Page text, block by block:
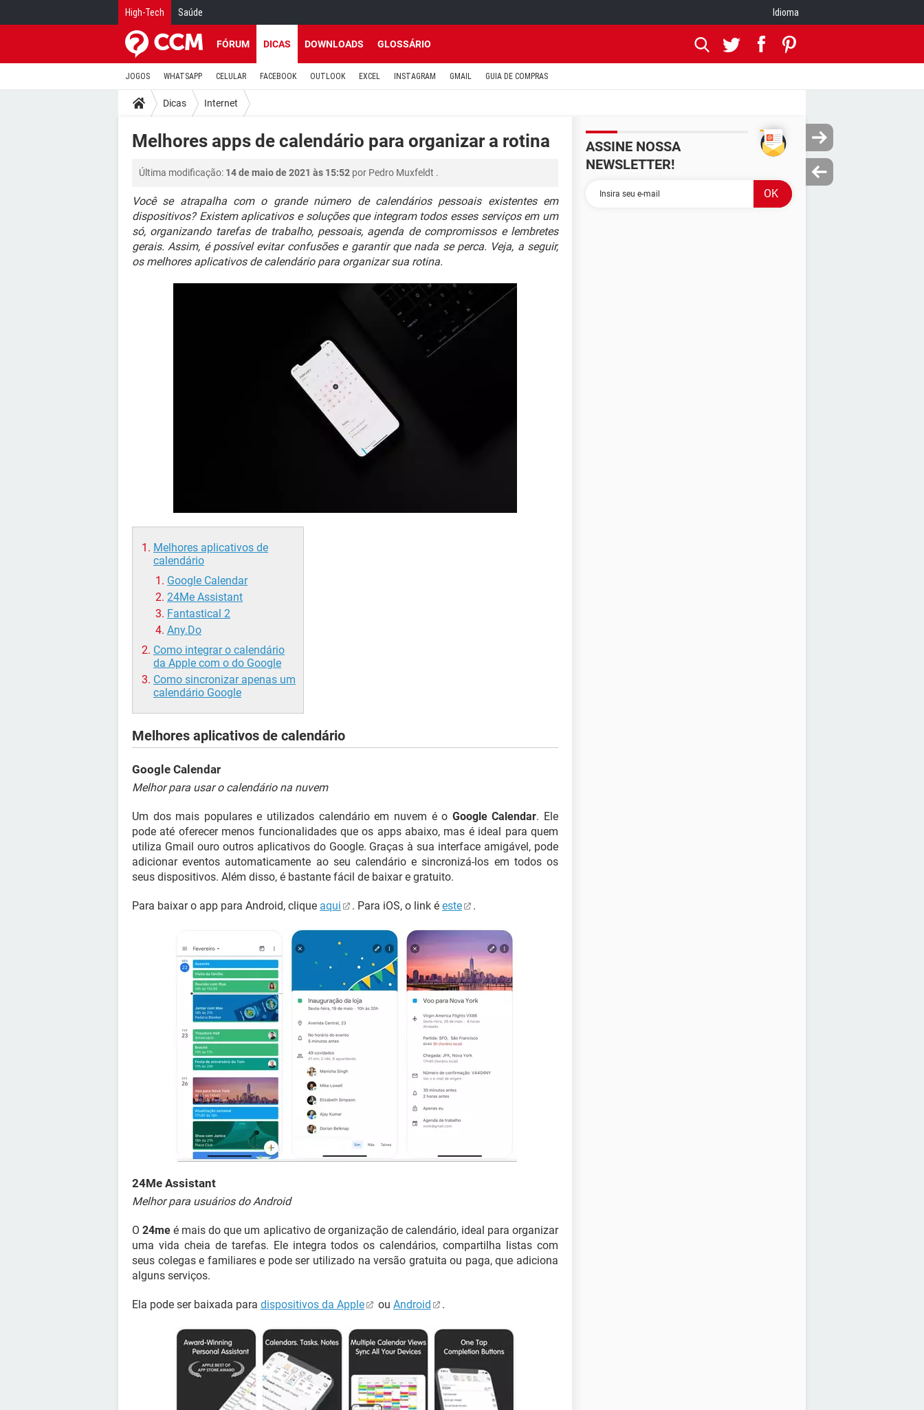
High-Tech Saúde Idioma
FÓRUM DICAS DOWNLOADS GLOSSÁRIO
JOGOS WHATSAPP CELULAR FACEBOOK OUTLOOK EXCEL INSTAGRAM GMAIL GUIA DE COMPRAS
Dicas Internet
Melhores apps de calendário para organizar a rotina
Última modificação: 14 de maio de 2021 às 15:52 por Pedro Muxfeldt .
Você se atrapalha com o grande número de calendários pessoais existentes em
dispositivos? Existem aplicativos e soluções que integram todos esses serviços em um
só, organizando tarefas de trabalho, pessoais, agenda de compromissos e lembretes
gerais. Assim, é possível evitar confusões e garantir que nada se perca. Veja, a seguir,
os melhores aplicativos de calendário para organizar sua rotina.
Melhores aplicativos de
calendário
Google Calendar
24Me Assistant
Fantastical 2
Any.Do
Como integrar o calendário
da Apple com o do Google
Como sincronizar apenas um
calendário Google
Melhores aplicativos de calendário
Google Calendar
Melhor para usar o calendário na nuvem
Um dos mais populares e utilizados calendário em nuvem é o Google Calendar. Ele
pode até oferecer menos funcionalidades que os apps abaixo, mas é ideal para quem
utiliza Gmail ouro outros aplicativos do Google. Graças à sua interface amigável, pode
adicionar eventos automaticamente ao seu calendário e sincronizá-los em todos os
seus dispositivos. Além disso, é bastante fácil de baixar e gratuito.
Para baixar o app para Android, clique aqui . Para iOS, o link é este .
24Me Assistant
Melhor para usuários do Android
O24me é mais do que um aplicativo de organização de calendário, ideal para organizar
uma vida cheia de tarefas. Ele integra todos os calendários, compartilha listas com
seus colegas e familiares e pode ser utilizado na versão gratuita ou paga, que adiciona
alguns serviços.
Ela pode ser baixada para dispositivos da Apple ou Android .
ASSINE NOSSA
NEWSLETTER!